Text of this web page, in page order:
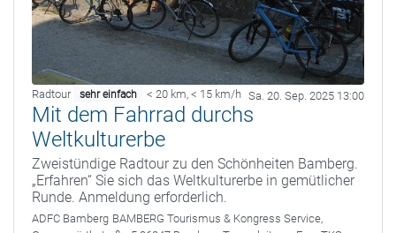
Radtour sehr einfach < 20 km, < 15 km/h Sa. 20. Sep. 2025 13:00
Mit dem Fahrrad durchs
Weltkulturerbe
Zweistündige Radtour zu den Schönheiten Bamberg.
„Erfahren“ Sie sich das Weltkulturerbe in gemütlicher
Runde. Anmeldung erforderlich.
ADFC Bamberg BAMBERG Tourismus & Kongress Service,